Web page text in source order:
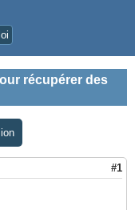
récupérer des
#1